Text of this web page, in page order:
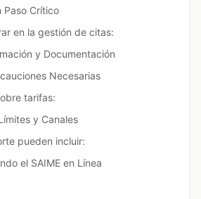
Paso Crítico
en la gestión de citas:
y Documentación
Necesarias
tarifas:
y Canales
pueden incluir:
el SAIME en Línea